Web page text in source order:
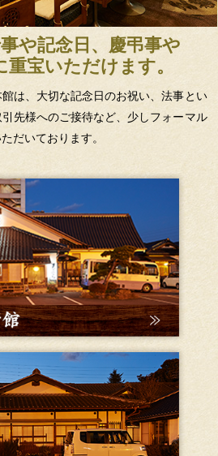
や記念日、慶弔事や
宝いただけます。
は、大切な記念日のお祝い、法事とい
先様へのご接待など、少しフォーマル
だいております。